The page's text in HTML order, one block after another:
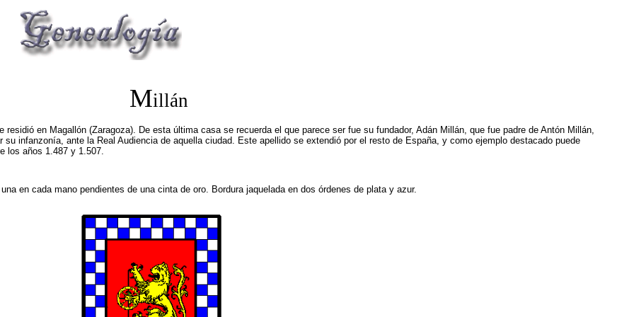
Millán
en Magallón (Zaragoza). De esta última casa se recuerda el que parece ser fue su fundador, Adán Millán, que fue padre de Antón Millán,
infanzonía, ante la Real Audiencia de aquella ciudad. Este apellido se extendió por el resto de España, y como ejemplo destacado puede
los años 1.487 y 1.507.
en cada mano pendientes de una cinta de oro. Bordura jaquelada en dos órdenes de plata y azur.